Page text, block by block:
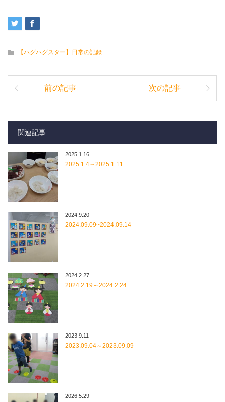
【ハグハグスター】日常の記録
前の記事 次の記事
関連記事
2025.1.16
2025.1.4～2025.1.11
2024.9.20
2024.09.09~2024.09.14
2024.2.27
2024.2.19～2024.2.24
2023.9.11
2023.09.04～2023.09.09
2026.5.29